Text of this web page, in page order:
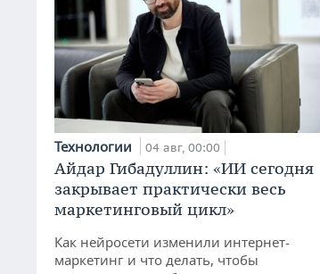
Технологии 04 авг, 00:00
Айдар Гибадуллин: «ИИ сегодня
закрывает практически весь
маркетинговый цикл»
Как нейросети изменили интернет-
маркетинг и что делать, чтобы